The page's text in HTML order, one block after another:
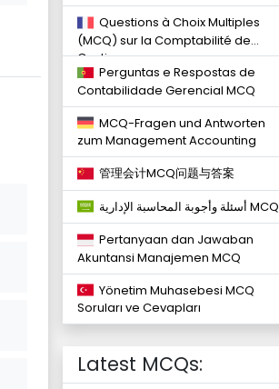
Questions à Choix Multiples
(MCQ) sur la Comptabilité de
Gestion
Perguntas e Respostas de
Contabilidade Gerencial MCQ
MCQ-Fragen und Antworten
zum Management Accounting
管理会计MCQ问题与答案
أسئلة وأجوبة المحاسبة الإدارية MCQ
Pertanyaan dan Jawaban
Akuntansi Manajemen MCQ
Yönetim Muhasebesi MCQ
Soruları ve Cevapları
Latest MCQs: